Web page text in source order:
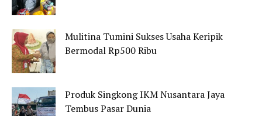
Mulitina Tumini Sukses Usaha Keripik
Bermodal Rp500 Ribu
Produk Singkong IKM Nusantara Jaya
Tembus Pasar Dunia